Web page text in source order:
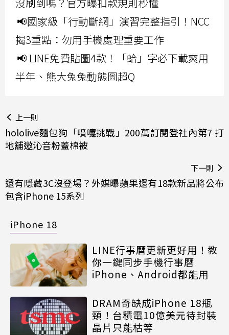
📢國家級「行動斷網」演習完整指引！NCC
揭3重點：勿用手機處理重要工作
📢 LINE免費貼圖4款！「蛤」字必下載爽用
半年、熊大兔兔動態圖超Q
上一則
hololive麵包狗「噴嚏挑戰」200萬訂閱登社內第7 打
地舖邀沁音粉蓋棉被
下一則
還有隱藏3C沒登場？外媒曝蘋果還有18款新品將公布
包含iPhone 15系列
iPhone 18
LINE行事曆更新更好用！教
你一鍵同步手機行事曆
iPhone、Android都能用
DRAM奇缺成iPhone 18瓶
頸！台積電10億美元待封裝
晶片只能枯等